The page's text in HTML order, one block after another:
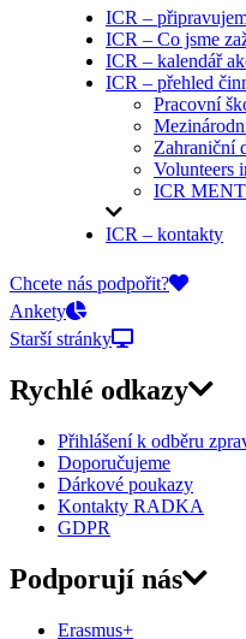
ICR –
ICR – Co jsme
ICR – kalendář
ICR – přehled
Pracovní
Zahraniční
Volunteers
ICR
ICR – kontakty
On-line přihlášky
Chcete nás podpořit?
Ankety
Starší stránky
Rychlé odkazy
Přihlášení k odběru
Doporučujeme
Dárkové poukazy
Kontakty RADKA
GDPR
Podporují nás
Erasmus+